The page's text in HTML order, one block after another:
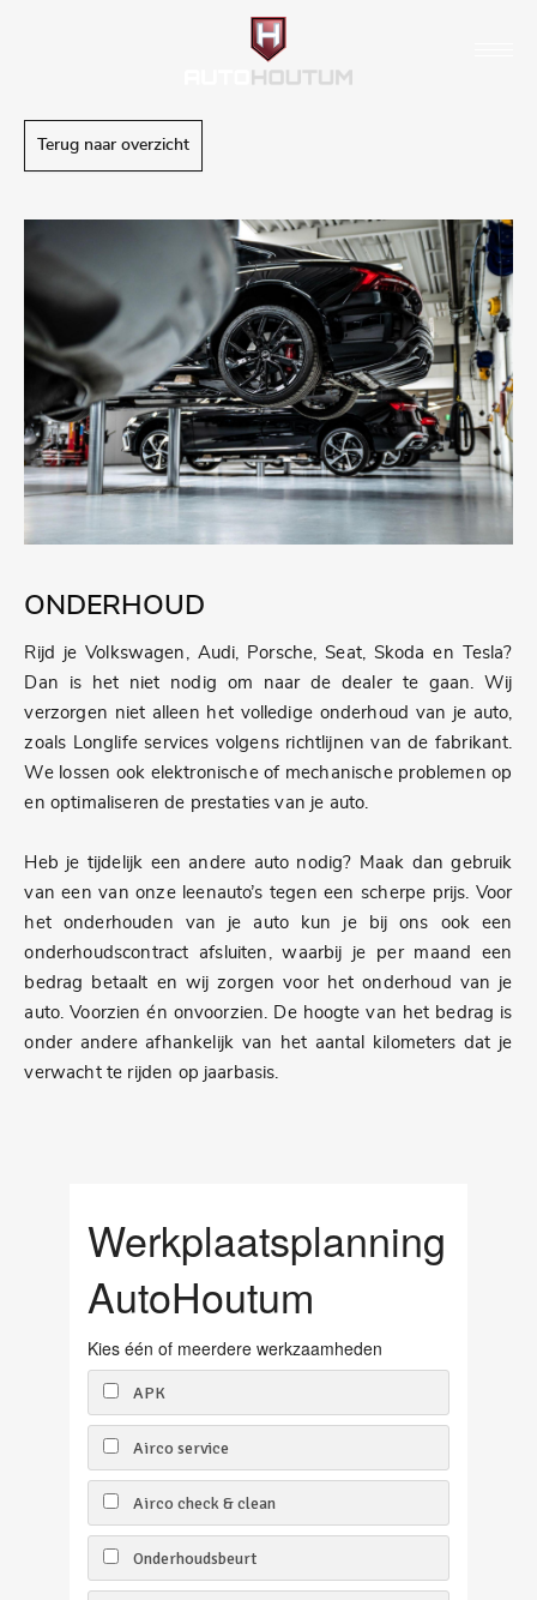
Terug naar overzicht
ONDERHOUD
Rijd je Volkswagen, Audi, Porsche, Seat, Skoda en Tesla?
Dan is het niet nodig om naar de dealer te gaan. Wij
verzorgen niet alleen het volledige onderhoud van je auto,
zoals Longlife services volgens richtlijnen van de fabrikant.
We lossen ook elektronische of mechanische problemen op
en optimaliseren de prestaties van je auto.
Heb je tijdelijk een andere auto nodig? Maak dan gebruik
van een van onze leenauto’s tegen een scherpe prijs. Voor
het onderhouden van je auto kun je bij ons ook een
onderhoudscontract afsluiten, waarbij je per maand een
bedrag betaalt en wij zorgen voor het onderhoud van je
auto. Voorzien én onvoorzien. De hoogte van het bedrag is
onder andere afhankelijk van het aantal kilometers dat je
verwacht te rijden op jaarbasis.